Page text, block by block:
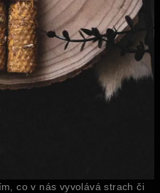
co v nás vyvolává strach či